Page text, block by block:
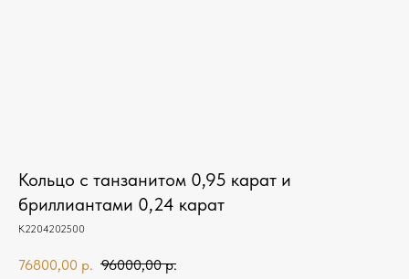
Кольцо с танзанитом 0,95 карат и
бриллиантами 0,24 карат
К2204202500
76800,00 р. 96000,00 р.